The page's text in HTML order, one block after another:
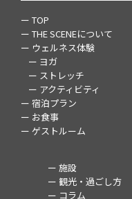
ー TOP
ー THE SCENEについて
ー ウェルネス体験
ー ヨガ
ー ストレッチ
ー アクティビティ
ー 宿泊プラン
ー お食事
ー ゲストルーム
ー 施設
ー 観光・過ごし方
ー コラム